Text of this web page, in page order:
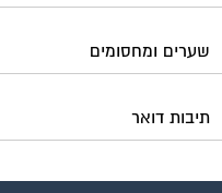
שערים ומחסומים
תיבות דואר